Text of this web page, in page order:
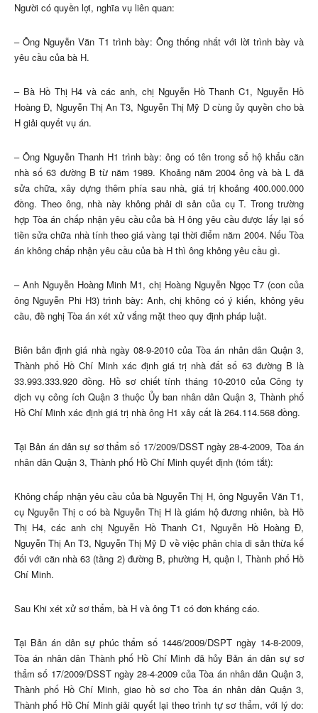
Người có quyền lợi, nghĩa vụ liên quan:
– Ông Nguyễn Văn T1 trình bày: Ông thống nhất với lời trình bày và
yêu cầu của bà H.
– Bà Hồ Thị H4 và các anh, chị Nguyễn Hồ Thanh C1, Nguyễn Hồ
Hoàng Đ, Nguyễn Thị An T3, Nguyễn Thị Mỹ D cùng ủy quyền cho bà
H giải quyết vụ án.
– Ông Nguyễn Thanh H1 trình bày: ông có tên trong sổ hộ khẩu căn
nhà số 63 đường B từ năm 1989. Khoảng năm 2004 ông và bà L đã
sửa chữa, xây dựng thêm phía sau nhà, giá trị khoảng 400.000.000
đồng. Theo ông, nhà này không phải di sản của cụ T. Trong trường
hợp Tòa án chấp nhận yêu cầu của bà H ông yêu cầu được lấy lại số
tiền sửa chữa nhà tính theo giá vàng tại thời điểm năm 2004. Nếu Tòa
án không chấp nhận yêu cầu của bà H thì ông không yêu cầu gì.
– Anh Nguyễn Hoàng Minh M1, chị Hoàng Nguyễn Ngọc T7 (con của
ông Nguyễn Phi H3) trình bày: Anh, chị không có ý kiến, không yêu
cầu, đề nghị Tòa án xét xử vắng mặt theo quy định pháp luật.
Biên bản định giá nhà ngày 08-9-2010 của Tòa án nhân dân Quận 3,
Thành phố Hồ Chí Minh xác định giá trị nhà đất số 63 đường B là
33.993.333.920 đồng. Hồ sơ chiết tính tháng 10-2010 của Công ty
dịch vụ công ích Quận 3 thuộc Ủy ban nhân dân Quận 3, Thành phố
Hồ Chí Minh xác định giá trị nhà ông H1 xây cất là 264.114.568 đồng.
Tại Bản án dân sự sơ thẩm số 17/2009/DSST ngày 28-4-2009, Tòa án
nhân dân Quận 3, Thành phố Hồ Chí Minh quyết định (tóm tắt):
Không chấp nhận yêu cầu của bà Nguyễn Thị H, ông Nguyễn Văn T1,
cụ Nguyễn Thị c có bà Nguyễn Thị H là giám hộ đương nhiên, bà Hồ
Thị H4, các anh chị Nguyễn Hồ Thanh C1, Nguyễn Hồ Hoàng Đ,
Nguyễn Thị An T3, Nguyễn Thị Mỹ D về việc phân chia di sản thừa kế
đối với căn nhà 63 (tầng 2) đường B, phường H, quận I, Thành phố Hồ
Chí Minh.
Sau Khi xét xử sơ thẩm, bà H và ông T1 có đơn kháng cáo.
Tại Bản án dân sự phúc thẩm số 1446/2009/DSPT ngày 14-8-2009,
Tòa án nhân dân Thành phố Hồ Chí Minh đã hủy Bản án dân sự sơ
thẩm số 17/2009/DSST ngày 28-4-2009 của Tòa án nhân dân Quận 3,
Thành phố Hồ Chí Minh, giao hồ sơ cho Tòa án nhân dân Quận 3,
Thành phố Hồ Chí Minh giải quyết lại theo trình tự sơ thẩm, với lý do: